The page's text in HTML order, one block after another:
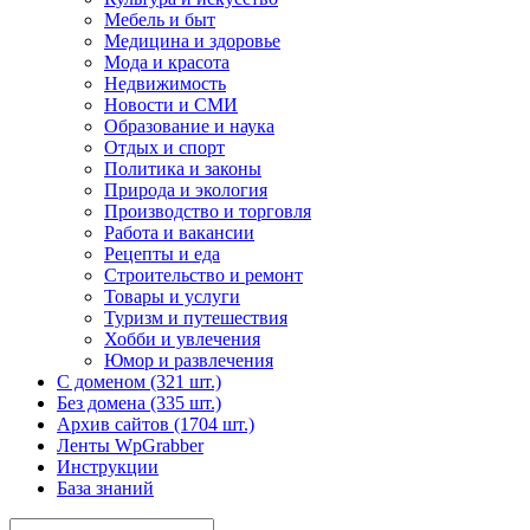
Мебель и быт
Медицина и здоровье
Мода и красота
Недвижимость
Новости и СМИ
Образование и наука
Отдых и спорт
Политика и законы
Природа и экология
Производство и торговля
Работа и вакансии
Рецепты и еда
Строительство и ремонт
Товары и услуги
Туризм и путешествия
Хобби и увлечения
Юмор и развлечения
С доменом (321 шт.)
Без домена (335 шт.)
Архив сайтов (1704 шт.)
Ленты WpGrabber
Инструкции
База знаний